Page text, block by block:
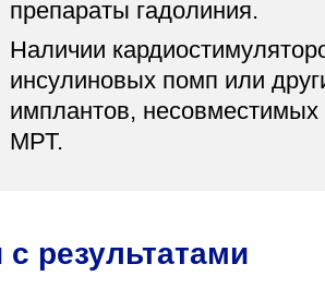
препараты гадолиния.
Наличии
инсулиновых помп или
имплантов, несовместимых
МРТ.
результатами